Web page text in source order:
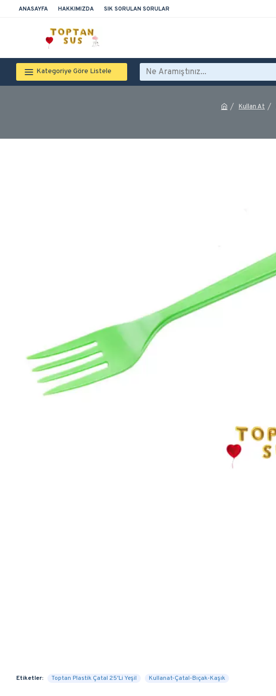
ANASAYFA HAKKIMIZDA SIK SORULAN SORULAR
Kategoriye Göre Listele
Kullan At
Etiketler: Toptan Plastik Çatal 25′Li Yeşil Kullanat-Çatal-Bıçak-Kaşık